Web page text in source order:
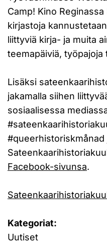
Camp! Kino
kirjastoja
liittyviä kirja- ja muita
teemapäiviä, työpajoja
Lisäksi
jakamalla siihen
sosiaalisessa
Facebook-sivunsa.
Kategoriat:
Uutiset